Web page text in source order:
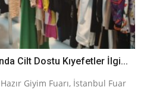
Cilt Dostu Kıyefetler İlgi...
Giyim Fuarı, İstanbul Fuar